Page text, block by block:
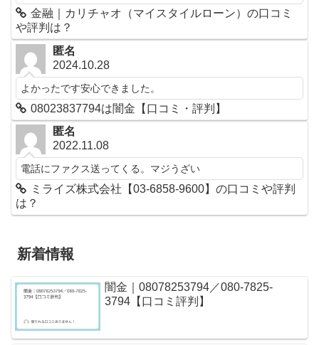
金融｜カリチャオ（マイスタイルローン）の口コミ
や評判は？
匿名
2024.10.28
よかったです安心できました。
08023837794は闇金【口コミ・評判】
匿名
2022.11.08
電話にファクス送ってくる。マジうざい
ミライズ株式会社【03-6858-9600】の口コミや評判
は？
新着情報
闇金｜08078253794／080-7825-
3794【口コミ評判】